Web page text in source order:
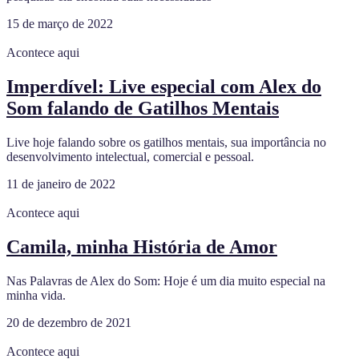
15 de março de 2022
Acontece aqui
Imperdível: Live especial com Alex do
Som falando de Gatilhos Mentais
Live hoje falando sobre os gatilhos mentais, sua importância no
desenvolvimento intelectual, comercial e pessoal.
11 de janeiro de 2022
Acontece aqui
Camila, minha História de Amor
Nas Palavras de Alex do Som: Hoje é um dia muito especial na
minha vida.
20 de dezembro de 2021
Acontece aqui